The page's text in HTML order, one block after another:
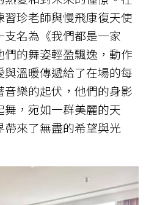
習珍老師與慢飛康復天使
名為《我們都是一家
們的舞姿輕盈飄逸，動作
與溫暖傳遞給了在場的每
音樂的起伏，他們的身影
，宛如一群美麗的天
來了無盡的希望與光